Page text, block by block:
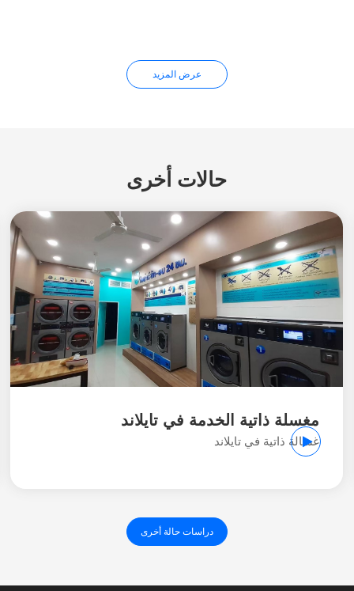
عرض المزيد
حالات أخرى
مغسلة ذاتية الخدمة في تايلاند
غسالة ذاتية في تايلاند
دراسات حالة أخرى